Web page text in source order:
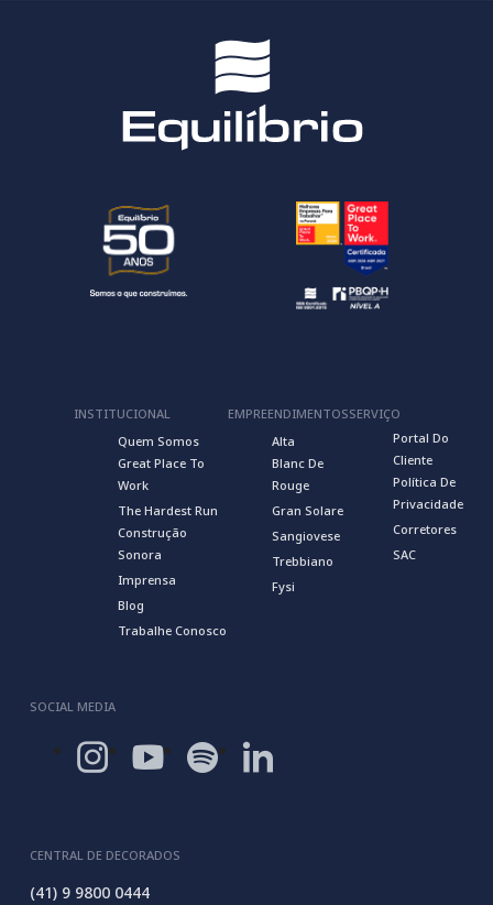
INSTITUCIONAL
Quem Somos
Great Place To
Work
The Hardest Run
Construção
Sonora
Imprensa
Blog
Trabalhe Conosco
EMPREENDIMENTOS
Alta
Blanc De
Rouge
Gran Solare
Sangiovese
Trebbiano
Fysi
SERVIÇO
Portal Do
Cliente
Política De
Privacidade
Corretores
SAC
SOCIAL MEDIA
CENTRAL DE DECORADOS
(41) 9 9800 0444